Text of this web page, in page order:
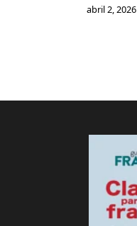
abril 2, 2026